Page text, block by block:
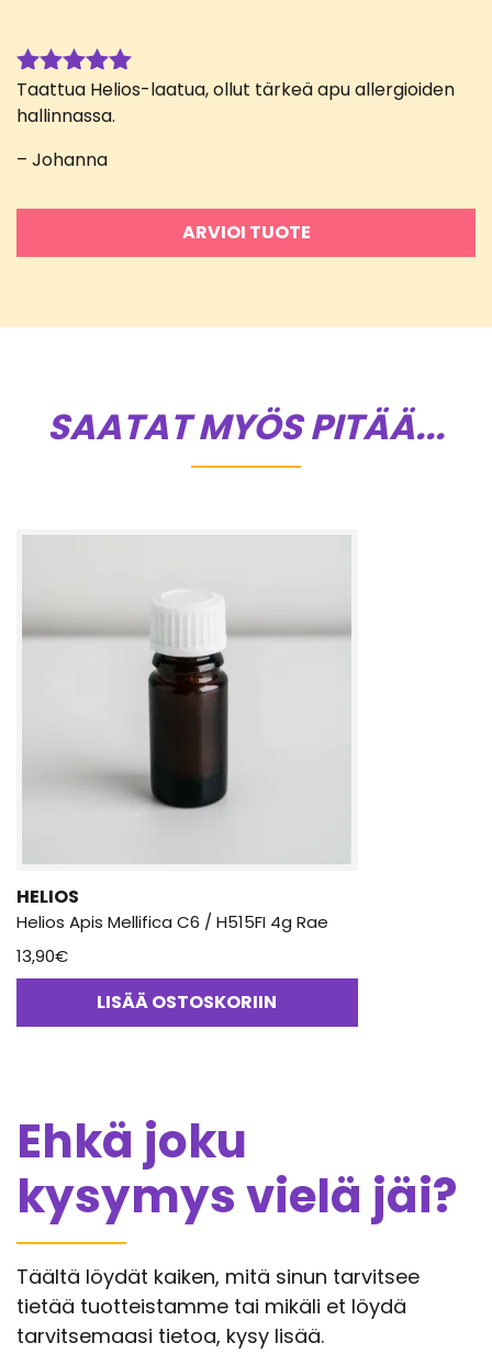
Arvostelu
tuotteesta:
Taattua Helios-laatua, ollut tärkeä apu allergioiden
hallinnassa.
– Johanna
ARVIOI TUOTE
SAATAT MYÖS PITÄÄ...
HELIOS
Helios Apis Mellifica C6 / H515FI 4g Rae
13,90€
LISÄÄ OSTOSKORIIN
Ehkä joku
kysymys vielä jäi?
Täältä löydät kaiken, mitä sinun tarvitsee
tietää tuotteistamme tai mikäli et löydä
tarvitsemaasi tietoa, kysy lisää.